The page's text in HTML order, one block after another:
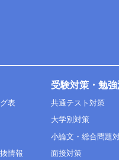
表
情報
受験対策・勉強
共通テスト対策
大学別対策
小論文・総合問題
面接対策